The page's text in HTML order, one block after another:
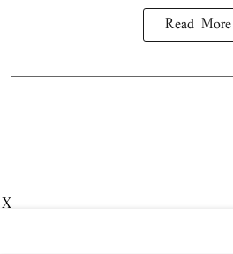
Read More
X